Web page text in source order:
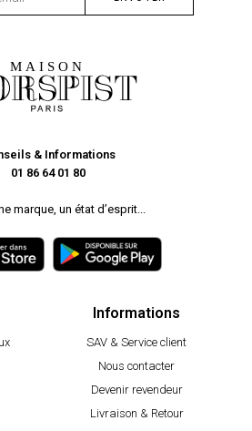
& Informations
01 86 64 01 80
marque, un état d’esprit...
Informations
SAV & Service client
Nous contacter
Devenir revendeur
Livraison & Retour